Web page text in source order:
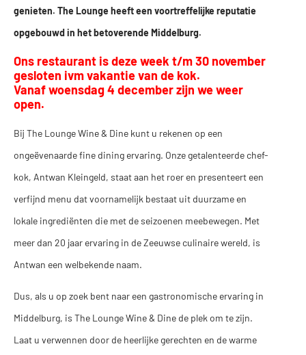
genieten. The Lounge heeft een voortreffelijke reputatie
opgebouwd in het betoverende Middelburg.
Ons restaurant is deze week t/m 30 november
gesloten ivm vakantie van de kok.
Vanaf woensdag 4 december zijn we weer
open.
Bij The Lounge Wine & Dine kunt u rekenen op een
ongeëvenaarde fine dining ervaring. Onze getalenteerde chef-
kok, Antwan Kleingeld, staat aan het roer en presenteert een
verfijnd menu dat voornamelijk bestaat uit duurzame en
lokale ingrediënten die met de seizoenen meebewegen. Met
meer dan 20 jaar ervaring in de Zeeuwse culinaire wereld, is
Antwan een welbekende naam.
Dus, als u op zoek bent naar een gastronomische ervaring in
Middelburg, is The Lounge Wine & Dine de plek om te zijn.
Laat u verwennen door de heerlijke gerechten en de warme